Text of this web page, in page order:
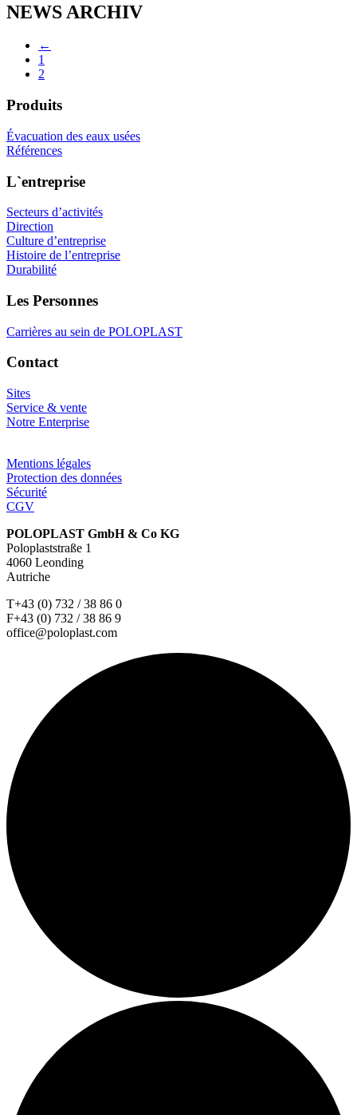
NEWS ARCHIV
←
1
2
Produits
Évacuation des eaux usées
Références
L`entreprise
Secteurs d’activités
Direction
Culture d’entreprise
Histoire de l’entreprise
Durabilité
Les Personnes
Carrières au sein de POLOPLAST
Contact
Sites
Service & vente
Notre Enterprise
Mentions légales
Protection des données
Sécurité
CGV
POLOPLAST GmbH & Co KG
Poloplaststraße 1
4060 Leonding
Autriche
T+43 (0) 732 / 38 86 0
F+43 (0) 732 / 38 86 9
office@poloplast.com